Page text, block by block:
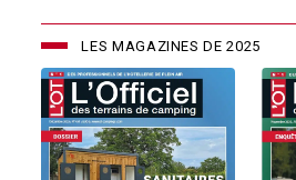
LES MAGAZINES DE 2025